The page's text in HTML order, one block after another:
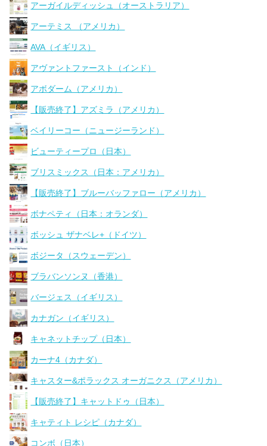
アーガイルディッシュ（オーストラリア）
アーテミス （アメリカ）
AVA（イギリス）
アヴァントファースト（インド）
アボダーム（アメリカ）
【販売終了】アズミラ（アメリカ）
ベイリーコー（ニュージーランド）
ビューティープロ（日本）
ブリスミックス（日本：アメリカ）
【販売終了】ブルーバッファロー（アメリカ）
ボナペティ（日本：オランダ）
ボッシュ ザナベレ+（ドイツ）
ボジータ（スウェーデン）
ブラバンソンヌ（香港）
バージェス（イギリス）
カナガン（イギリス）
キャネットチップ（日本）
カーナ4（カナダ）
キャスター&ポラックス オーガニクス（アメリカ）
【販売終了】キャットドゥ（日本）
キャティト レシピ（カナダ）
コンボ（日本）